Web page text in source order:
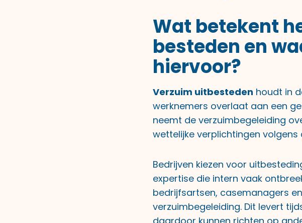
Wat betekent
besteden en
hiervoor?
Verzuim uitbesteden houdt in
werknemers overlaat aan een
neemt de verzuimbegeleiding
wettelijke verplichtingen
Bedrijven kiezen voor
expertise die intern vaak
bedrijfsartsen, casemanagers
verzuimbegeleiding. Dit levert